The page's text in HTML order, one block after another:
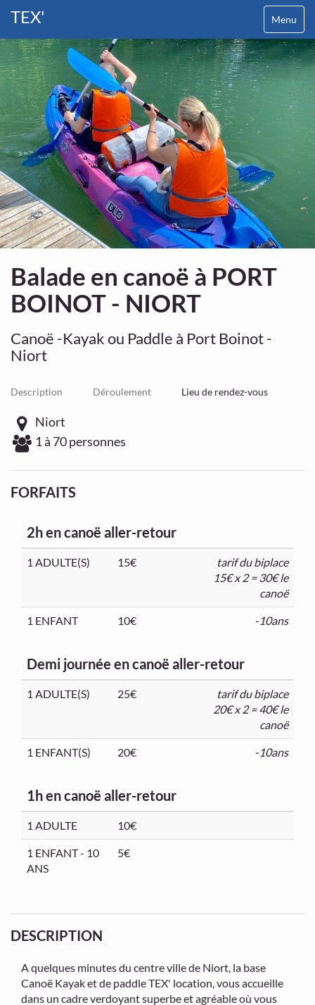
Menu
TEX'
Balade en canoë à PORT
BOINOT - NIORT
Canoë -Kayak ou Paddle à Port Boinot -
Niort
Description Déroulement Lieu de rendez-vous
Niort
1 à 70 personnes
FORFAITS
2h en canoë aller-retour
1 ADULTE(S) 15€
tarif du biplace
15€ x 2 = 30€ le
canoë
1 ENFANT 10€ -10ans
Demi journée en canoë aller-retour
1 ADULTE(S) 25€
tarif du biplace
20€ x 2 = 40€ le
canoë
1 ENFANT(S) 20€ -10ans
1h en canoë aller-retour
1 ADULTE 10€
1 ENFANT - 10
ANS
5€
DESCRIPTION
A quelques minutes du centre ville de Niort, la base
Canoë Kayak et de paddle TEX' location, vous accueille
dans un cadre verdoyant superbe et agréable où vous